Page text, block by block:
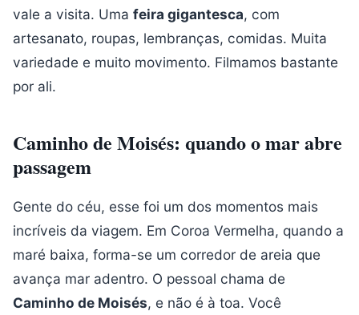
vale a visita. Uma feira gigantesca, com
artesanato, roupas, lembranças, comidas. Muita
variedade e muito movimento. Filmamos bastante
por ali.
Caminho de Moisés: quando o mar abre
passagem
Gente do céu, esse foi um dos momentos mais
incríveis da viagem. Em Coroa Vermelha, quando a
maré baixa, forma-se um corredor de areia que
avança mar adentro. O pessoal chama de
Caminho de Moisés, e não é à toa. Você